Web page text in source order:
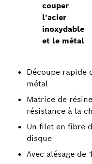
couper
l'acier
inoxydable
et le métal
Découpe rapide
métal
Matrice de
résistance à la
Un filet en fibre
disque
Avec alésage